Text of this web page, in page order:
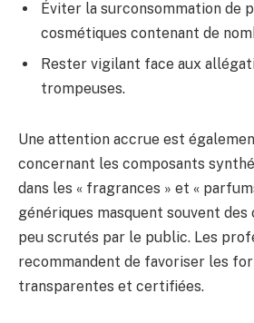
Éviter la surconsommation de
cosmétiques contenant de
Rester vigilant face aux
trompeuses.
Une attention accrue est
concernant les composants
dans les « fragrances » et «
génériques masquent souvent
peu scrutés par le public. Les
recommandent de favoriser les
transparentes et certifiées.